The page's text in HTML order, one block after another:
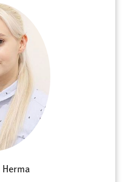
Drittanbietern
Werbung anzuzeigen.
über Websites